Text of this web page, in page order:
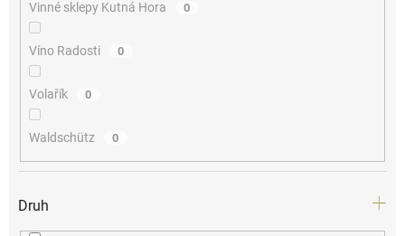
Vinné sklepy Kutná Hora 0
Víno Radosti 0
Volařík 0
Waldschütz 0
Druh